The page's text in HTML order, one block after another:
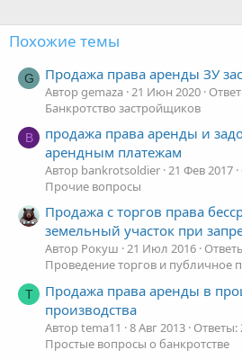
Похожие темы
G Продажа права аренды ЗУ
Автор gemaza 21 Июн 2020
Банкротство застройщиков
B
продажа права аренды и
арендным платежам
Автор bankrotsoldier 21 Фев 2017
Прочие вопросы
Продажа с торгов права
земельный участок при
Автор Рокуш 21 Июл 2016
Проведение торгов и публичное
T
Продажа права аренды в
производства
Автор tema11 8 Авг 2013 Ответы:
Простые вопросы о банкротстве